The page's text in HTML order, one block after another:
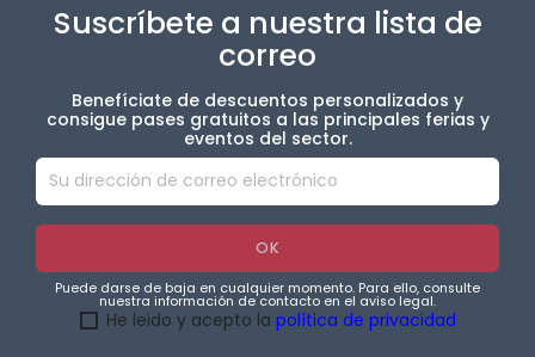
Suscríbete a nuestra lista de
correo
Benefíciate de descuentos personalizados y
consigue pases gratuitos a las principales ferias y
eventos del sector.
Puede darse de baja en cualquier momento. Para ello, consulte
nuestra información de contacto en el aviso legal.
He leido y acepto la política de privacidad